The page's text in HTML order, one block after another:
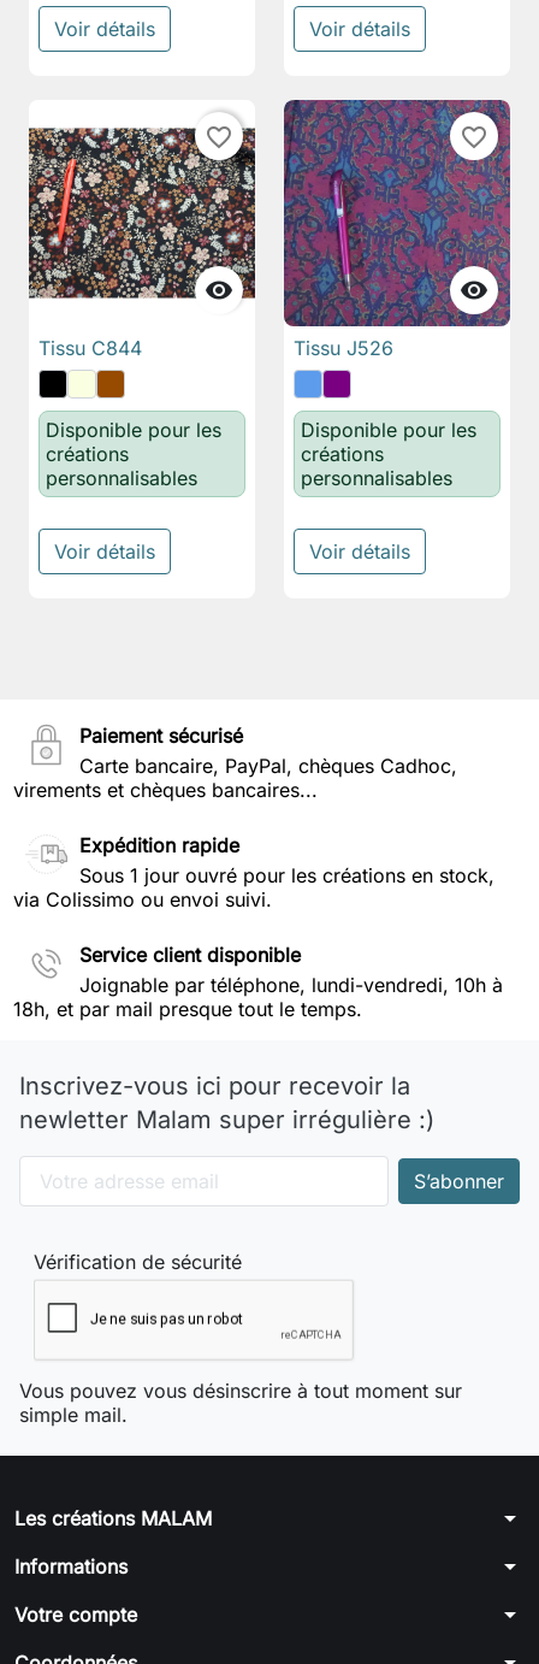
Voir détails Voir détails

favorite_border
Tissu C844
Disponible pour les
créations
personnalisables
Voir détails

favorite_border
Tissu J526
Disponible pour les
créations
personnalisables
Voir détails
Paiement sécurisé
Carte bancaire, PayPal, chèques Cadhoc,
virements et chèques bancaires...
Expédition rapide
Sous 1 jour ouvré pour les créations en stock,
via Colissimo ou envoi suivi.
Service client disponible
Joignable par téléphone, lundi-vendredi, 10h à
18h, et par mail presque tout le temps.
Inscrivez-vous ici pour recevoir la
newletter Malam super irrégulière :)
Vérification de sécurité
Vous pouvez vous désinscrire à tout moment sur
simple mail.
Les créations MALAM arrow_drop_down
Informations arrow_drop_down
Votre compte arrow_drop_down